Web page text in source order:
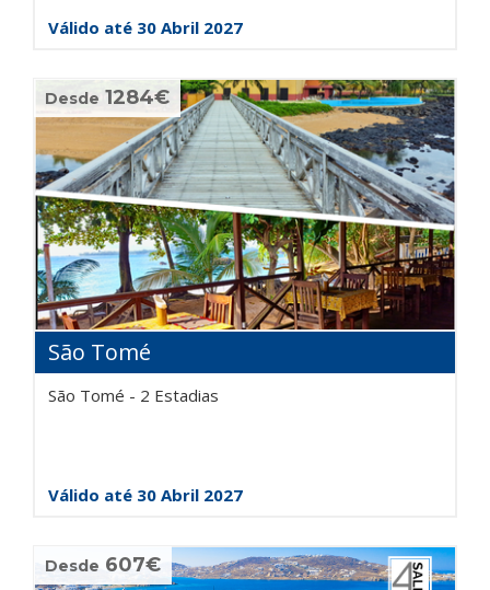
Válido até 30 Abril 2027
Desde 1284€
São Tomé
São Tomé - 2 Estadias
Válido até 30 Abril 2027
Desde 607€